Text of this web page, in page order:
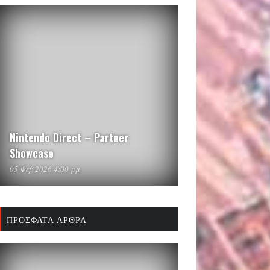
Nintendo Direct – Partner
Showcase
05 Φεβ 2026 4:00 μμ
ΠΡΌΣΦΑΤΑ ΆΡΘΡΑ